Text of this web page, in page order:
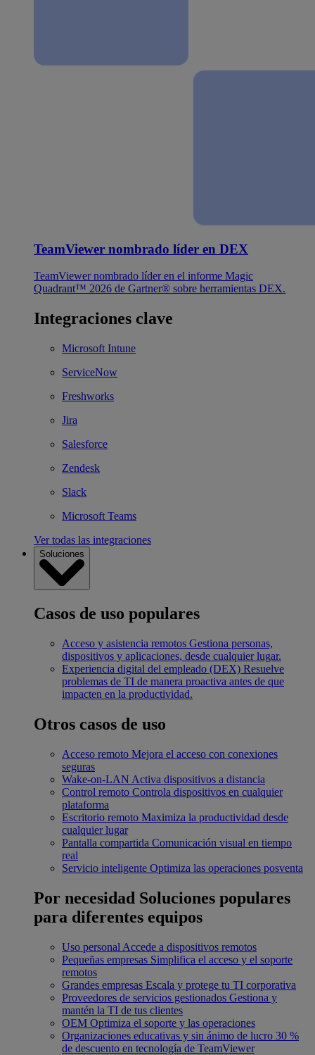
TeamViewer nombrado líder en DEX
TeamViewer nombrado líder en el informe Magic
Quadrant™ 2026 de Gartner® sobre herramientas DEX.
Integraciones clave
Microsoft Intune
ServiceNow
Freshworks
Jira
Salesforce
Zendesk
Slack
Microsoft Teams
Ver todas las integraciones
Soluciones
Casos de uso populares
Acceso y asistencia remotos Gestiona personas,
dispositivos y aplicaciones, desde cualquier lugar.
Experiencia digital del empleado (DEX) Resuelve
problemas de TI de manera proactiva antes de que
impacten en la productividad.
Otros casos de uso
Acceso remoto Mejora el acceso con conexiones
seguras
Wake-on-LAN Activa dispositivos a distancia
Control remoto Controla dispositivos en cualquier
plataforma
Escritorio remoto Maximiza la productividad desde
cualquier lugar
Pantalla compartida Comunicación visual en tiempo
real
Servicio inteligente Optimiza las operaciones posventa
Por necesidad Soluciones populares
para diferentes equipos
Uso personal Accede a dispositivos remotos
Pequeñas empresas Simplifica el acceso y el soporte
remotos
Grandes empresas Escala y protege tu TI corporativa
Proveedores de servicios gestionados Gestiona y
mantén la TI de tus clientes
OEM Optimiza el soporte y las operaciones
Organizaciones educativas y sin ánimo de lucro 30 %
de descuento en tecnología de TeamViewer